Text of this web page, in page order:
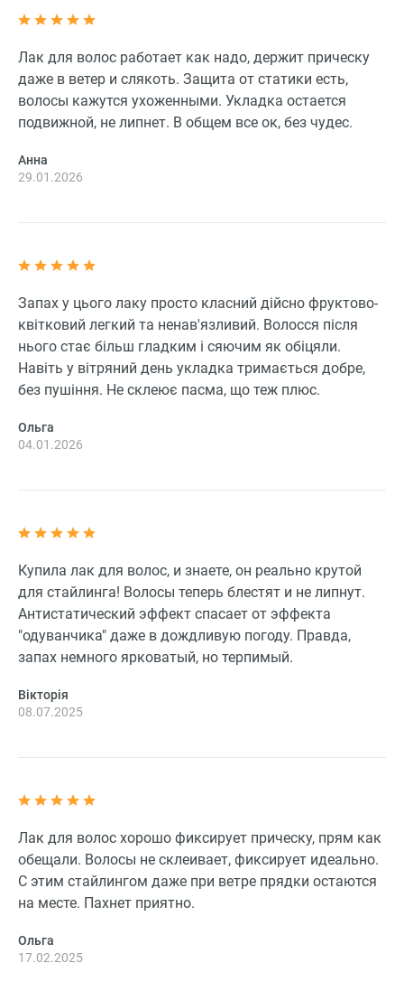
Лак для волос работает как надо, держит прическу
даже в ветер и слякоть. Защита от статики есть,
волосы кажутся ухоженными. Укладка остается
подвижной, не липнет. В общем все ок, без чудес.
Анна
29.01.2026
Запах у цього лаку просто класний дійсно фруктово-
квітковий легкий та ненав'язливий. Волосся після
нього стає більш гладким і сяючим як обіцяли.
Навіть у вітряний день укладка тримається добре,
без пушіння. Не склеює пасма, що теж плюс.
Ольга
04.01.2026
Купила лак для волос, и знаете, он реально крутой
для стайлинга! Волосы теперь блестят и не липнут.
Антистатический эффект спасает от эффекта
"одуванчика" даже в дождливую погоду. Правда,
запах немного ярковатый, но терпимый.
Вікторія
08.07.2025
Лак для волос хорошо фиксирует прическу, прям как
обещали. Волосы не склеивает, фиксирует идеально.
С этим стайлингом даже при ветре прядки остаются
на месте. Пахнет приятно.
Ольга
17.02.2025